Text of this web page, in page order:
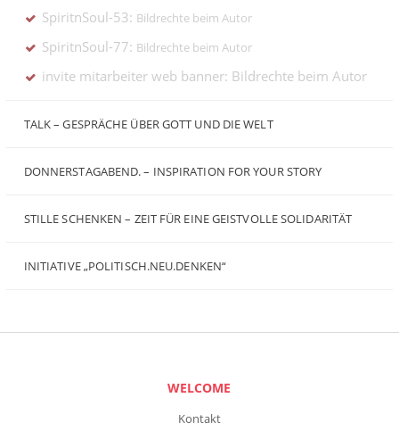
SpiritnSoul-53: Bildrechte beim Autor
SpiritnSoul-77: Bildrechte beim Autor
invite mitarbeiter web banner: Bildrechte beim Autor
TALK – GESPRÄCHE ÜBER GOTT UND DIE WELT
DONNERSTAGABEND. – INSPIRATION FOR YOUR STORY
STILLE SCHENKEN – ZEIT FÜR EINE GEISTVOLLE SOLIDARITÄT
INITIATIVE „POLITISCH.NEU.DENKEN“
WELCOME
Kontakt